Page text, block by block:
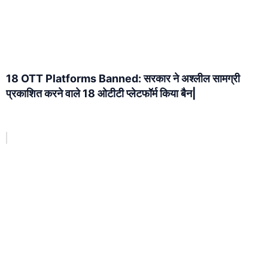
18 OTT Platforms Banned: सरकार ने अश्लील सामग्री
प्रकाशित करने वाले 18 ओटीटी प्लेटफॉर्म किया बैन|